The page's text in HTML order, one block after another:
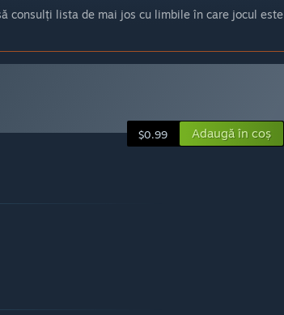
consulți lista de mai jos cu limbile în care jocul este
$0.99 Adaugă în coș